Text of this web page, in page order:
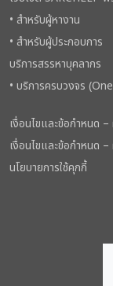
• สำหรับผู้หางาน
• สำหรับผู้ประกอบการ
บริการสรรหาบุคลากร
• บริการครบวงจร
เงื่อนไขและข้อกำหนด –
เงื่อนไขและข้อกำหนด
นโยบายการใช้คุกกี้